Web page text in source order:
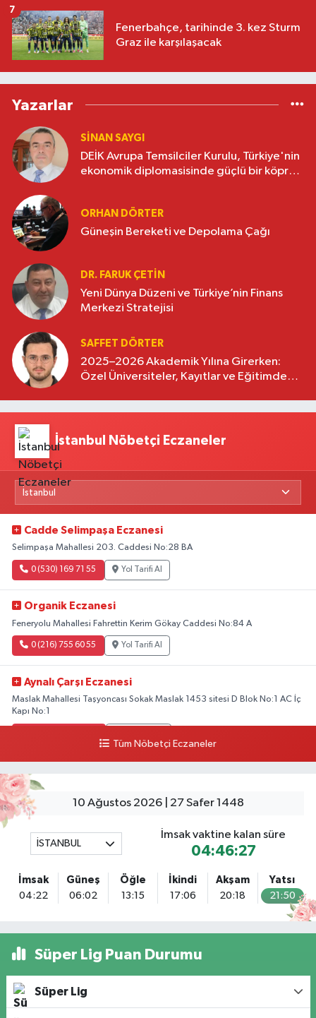
Fenerbahçe, tarihinde 3. kez Sturm
Graz ile karşılaşacak
7
Yazarlar
SINAN SAYGI
DEİK Avrupa Temsilciler Kurulu, Türkiye'nin
ekonomik diplomasisinde güçlü bir köprü
ORHAN DÖRTER
Güneşin Bereketi ve Depolama Çağı
DR. FARUK ÇETİN
Yeni Dünya Düzeni ve Türkiye’nin Finans
Merkezi Stratejisi
SAFFET DÖRTER
2025–2026 Akademik Yılına Girerken:
Özel Üniversiteler, Kayıtlar ve Eğitimde
İstanbul Nöbetçi Eczaneler
Cadde Selimpaşa Eczanesi
Selimpaşa Mahallesi 203. Caddesi No:28 BA
0 (530) 169 71 55 Yol Tarifi Al
Organik Eczanesi
Feneryolu Mahallesi Fahrettin Kerim Gökay Caddesi No:84 A
0 (216) 755 60 55 Yol Tarifi Al
Aynalı Çarşı Eczanesi
Maslak Mahallesi Taşyoncası Sokak Maslak 1453 sitesi D Blok No:1 AC İç
Kapı No:1
Osmanağa Mahallesi Kuşdili Caddesi No:55 A
0 (216) 784 30 99 Yol Tarifi Al
Ekinoba Eczanesi
0 (212) 823 05 30 Yol Tarifi Al
KARŞISI
Bayraktar Eczanesi
Tüm Nöbetçi Eczaneler
10 Ağustos 2026 | 27 Safer 1448
İSTANBUL
İmsak vaktine kalan süre
04:46:27
İmsak
04:22
Güneş
06:02
Öğle
13:15
İkindi
17:06
Akşam
20:18
Yatsı
21:50
Süper Lig Puan Durumu
Süper Lig